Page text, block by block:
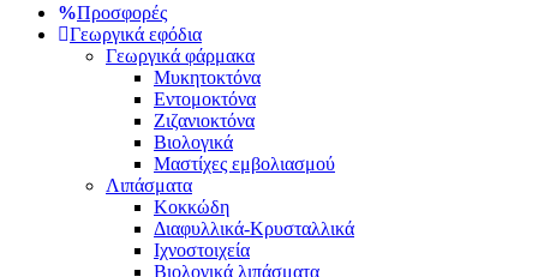
Προσφορές
Γεωργικά εφόδια
Γεωργικά φάρμακα
Μυκητοκτόνα
Εντομοκτόνα
Ζιζανιοκτόνα
Βιολογικά
Μαστίχες εμβολιασμού
Λιπάσματα
Κοκκώδη
Διαφυλλικά-Κρυσταλλικά
Ιχνοστοιχεία
Βιολογικά λιπάσματα